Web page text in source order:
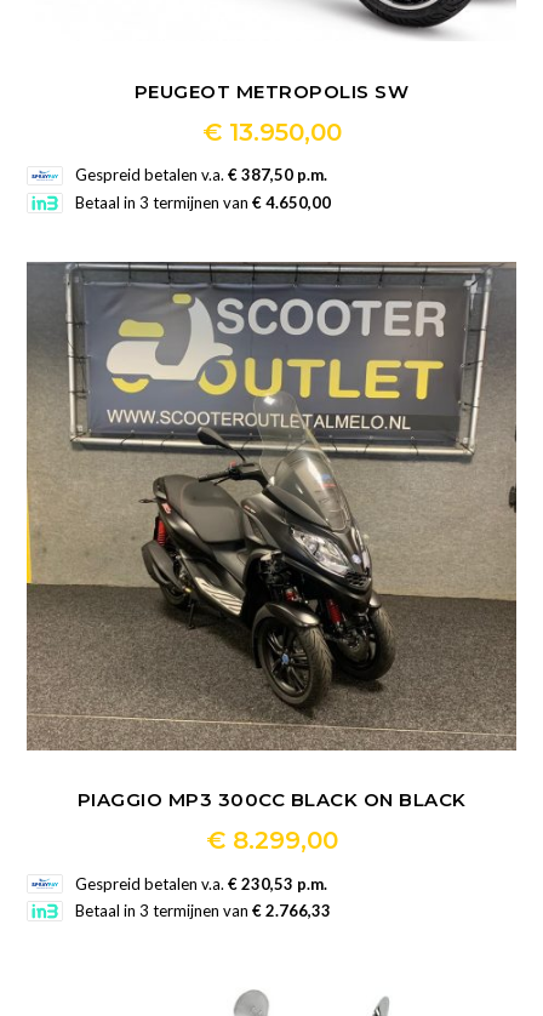
PEUGEOT METROPOLIS SW
€13.950,00
Dit
product
meerdere
variaties.
Deze
optie
kan
gekozen
worden
op
de
productpagina
Gespreid betalen v.a.€ 387,50 p.m.
Betaal in 3 termijnen van€ 4.650,00
PIAGGIO MP3 300CC BLACK ON BLACK
€8.299,00
Dit
product
Gespreid betalen v.a.€ 230,53 p.m.
Betaal in 3 termijnen van€ 2.766,33